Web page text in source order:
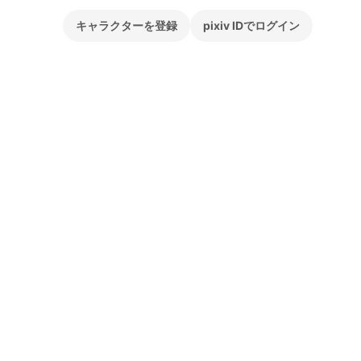
キャラクターを登録 pixiv IDでログイン